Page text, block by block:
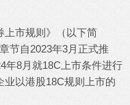
上市规则》（以下简
节自2023年3月正式推
年8月就18C上市条件进行
业以港股18C规则上市的